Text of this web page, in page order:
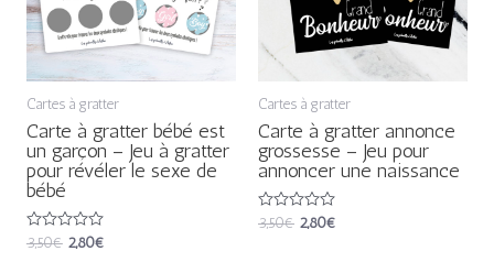
Cartes à gratter
Carte à gratter bébé est
un garçon – Jeu à gratter
pour révéler le sexe de
bébé
Note
3,50€ 2,80€
Cartes à gratter
Carte à gratter annonce
grossesse – Jeu pour
annoncer une naissance
Note
3,50€ 2,80€